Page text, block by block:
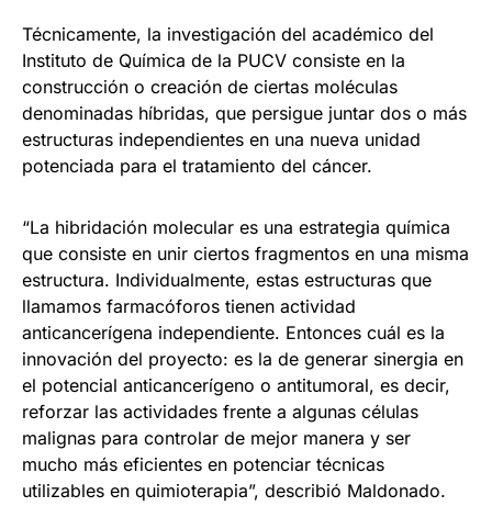
Técnicamente, la investigación del académico del
Instituto de Química de la PUCV consiste en la
construcción o creación de ciertas moléculas
denominadas híbridas, que persigue juntar dos o más
estructuras independientes en una nueva unidad
potenciada para el tratamiento del cáncer.
“La hibridación molecular es una estrategia química
que consiste en unir ciertos fragmentos en una misma
estructura. Individualmente, estas estructuras que
llamamos farmacóforos tienen actividad
anticancerígena independiente. Entonces cuál es la
innovación del proyecto: es la de generar sinergia en
el potencial anticancerígeno o antitumoral, es decir,
reforzar las actividades frente a algunas células
malignas para controlar de mejor manera y ser
mucho más eficientes en potenciar técnicas
utilizables en quimioterapia”, describió Maldonado.